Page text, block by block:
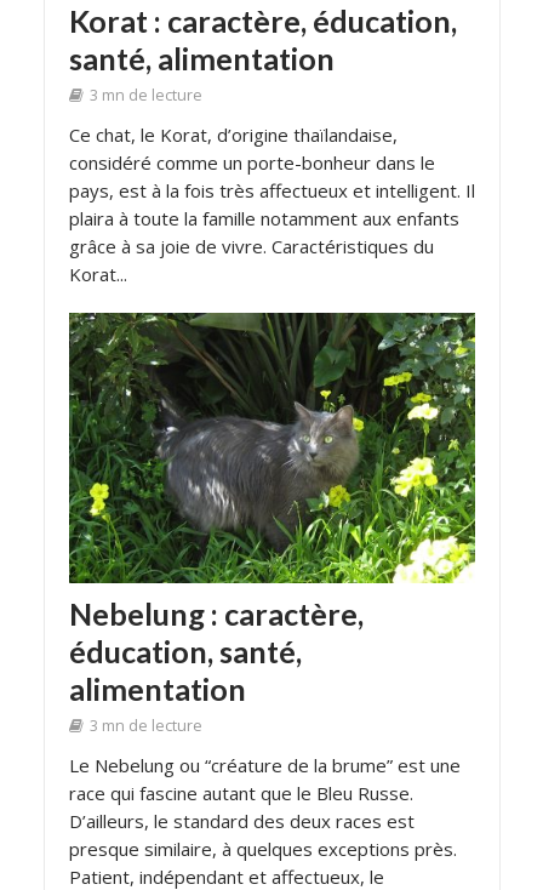
Korat : caractère, éducation,
santé, alimentation
3 mn de lecture
Ce chat, le Korat, d’origine thaïlandaise,
considéré comme un porte-bonheur dans le
pays, est à la fois très affectueux et intelligent. Il
plaira à toute la famille notamment aux enfants
grâce à sa joie de vivre. Caractéristiques du
Korat...
Nebelung : caractère,
éducation, santé,
alimentation
3 mn de lecture
Le Nebelung ou “créature de la brume” est une
race qui fascine autant que le Bleu Russe.
D’ailleurs, le standard des deux races est
presque similaire, à quelques exceptions près.
Patient, indépendant et affectueux, le